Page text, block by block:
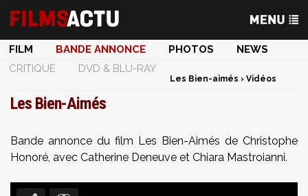
FILM BANDE ANNONCE PHOTOS
NEWS
CRITIQUE
DVD & BLU-RAY
Les Bien-aimés › Vidéos
Les Bien-Aimés
Bande annonce du film Les Bien-Aimés de Christophe
Honoré, avec Catherine Deneuve et Chiara Mastroianni.